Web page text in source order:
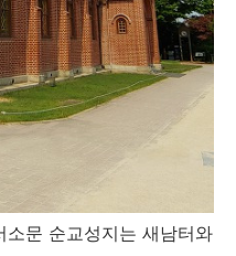
문 순교성지는 새남터와